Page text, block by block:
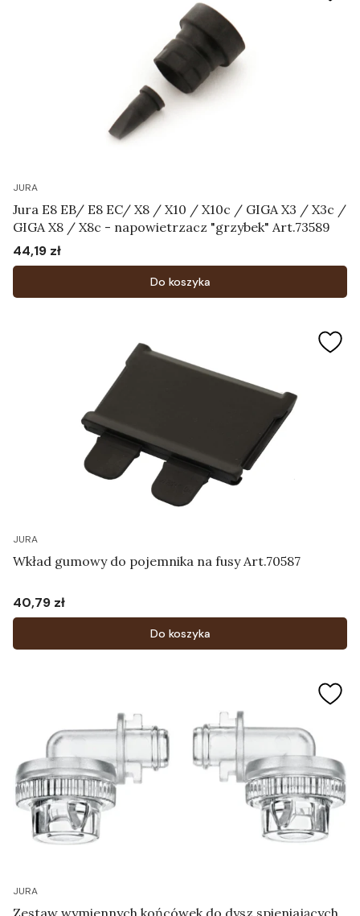
JURA
Jura E8 EB/ E8 EC/ X8 / X10 / X10c / GIGA X3 / X3c /
GIGA X8 / X8c - napowietrzacz "grzybek" Art.73589
Cena
44,19 zł
Do koszyka
JURA
Wkład gumowy do pojemnika na fusy Art.70587
Cena
40,79 zł
Do koszyka
JURA
Zestaw wymiennych końcówek do dysz spieniających